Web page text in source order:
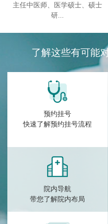
主任中医师、医学硕士、硕士
研...
了解这些有可能
预约挂号
快速了解预约挂号流程
院内导航
带您了解院内布局